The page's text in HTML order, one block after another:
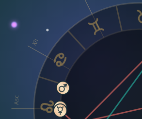
Asc
XII